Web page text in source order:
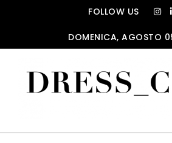
FOLLOW US
DOMENICA, AGOSTO